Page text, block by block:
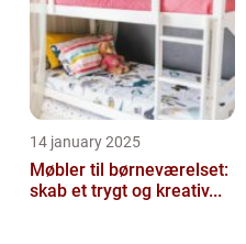
14 january 2025
Møbler til børneværelset:
skab et trygt og kreativ...